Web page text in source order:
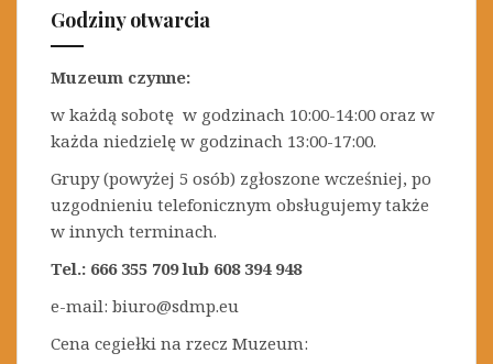
Godziny otwarcia
Muzeum czynne:
w każdą sobotę w godzinach 10:00-14:00 oraz w
każda niedzielę w godzinach 13:00-17:00.
Grupy (powyżej 5 osób) zgłoszone wcześniej, po
uzgodnieniu telefonicznym obsługujemy także
w innych terminach.
Tel.: 666 355 709 lub 608 394 948
e-mail: biuro@sdmp.eu
Cena cegiełki na rzecz Muzeum: